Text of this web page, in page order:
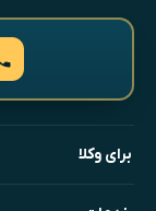
برای وکلا